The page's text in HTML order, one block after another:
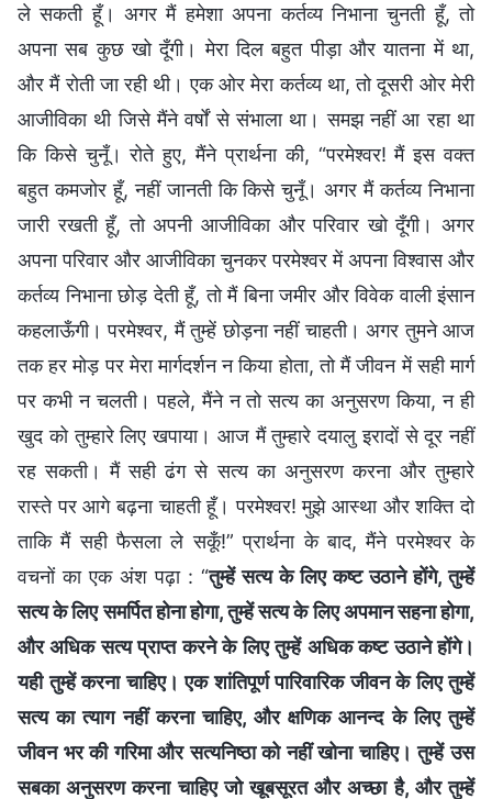
ले सकती हूँ। अगर मैं हमेशा अपना कर्तव्य निभाना चुनती हूँ, तो
अपना सब कुछ खो दूँगी। मेरा दिल बहुत पीड़ा और यातना में था,
और मैं रोती जा रही थी। एक ओर मेरा कर्तव्य था, तो दूसरी ओर मेरी
आजीविका थी जिसे मैंने वर्षों से संभाला था। समझ नहीं आ रहा था
कि किसे चुनूँ। रोते हुए, मैंने प्रार्थना की, “परमेश्वर! मैं इस वक्त
बहुत कमजोर हूँ, नहीं जानती कि किसे चुनूँ। अगर मैं कर्तव्य निभाना
जारी रखती हूँ, तो अपनी आजीविका और परिवार खो दूँगी। अगर
अपना परिवार और आजीविका चुनकर परमेश्वर में अपना विश्वास और
कर्तव्य निभाना छोड़ देती हूँ, तो मैं बिना जमीर और विवेक वाली इंसान
कहलाऊँगी। परमेश्वर, मैं तुम्हें छोड़ना नहीं चाहती। अगर तुमने आज
तक हर मोड़ पर मेरा मार्गदर्शन न किया होता, तो मैं जीवन में सही मार्ग
पर कभी न चलती। पहले, मैंने न तो सत्य का अनुसरण किया, न ही
खुद को तुम्हारे लिए खपाया। आज मैं तुम्हारे दयालु इरादों से दूर नहीं
रह सकती। मैं सही ढंग से सत्य का अनुसरण करना और तुम्हारे
रास्ते पर आगे बढ़ना चाहती हूँ। परमेश्वर! मुझे आस्था और शक्ति दो
ताकि मैं सही फैसला ले सकूँ!” प्रार्थना के बाद, मैंने परमेश्वर के
वचनों का एक अंश पढ़ा : “तुम्हें सत्य के लिए कष्ट उठाने होंगे, तुम्हें
सत्य के लिए समर्पित होना होगा, तुम्हें सत्य के लिए अपमान सहना होगा,
और अधिक सत्य प्राप्त करने के लिए तुम्हें अधिक कष्ट उठाने होंगे।
यही तुम्हें करना चाहिए। एक शांतिपूर्ण पारिवारिक जीवन के लिए तुम्हें
सत्य का त्याग नहीं करना चाहिए, और क्षणिक आनन्द के लिए तुम्हें
जीवन भर की गरिमा और सत्यनिष्ठा को नहीं खोना चाहिए। तुम्हें उस
सबका अनुसरण करना चाहिए जो खूबसूरत और अच्छा है, और तुम्हें